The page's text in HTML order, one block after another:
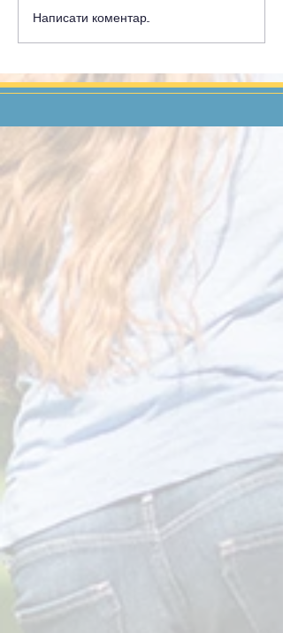
Написати коментар...